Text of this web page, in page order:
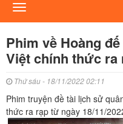
Toggle
navigation
Phim về Hoàng
Việt chính thức ra
Thứ sáu - 18/11/2022 02:11
Phim truyện đề tài lịch sử
thức ra rạp từ ngày 18/11/